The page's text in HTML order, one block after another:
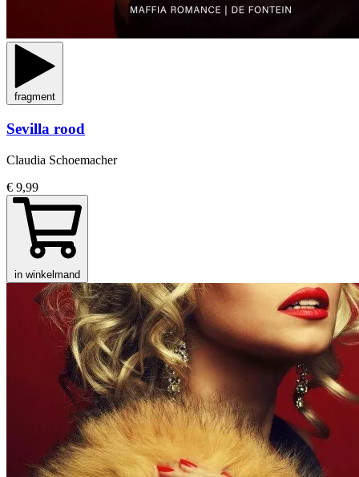
fragment
Sevilla rood
Claudia Schoemacher
€ 9,99
in winkelmand